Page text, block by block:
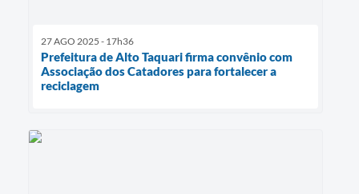
27 AGO 2025 - 17h36
Prefeitura de Alto Taquari firma convênio com
Associação dos Catadores para fortalecer a
reciclagem